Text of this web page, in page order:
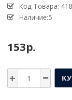
Код Товара: 418
Наличие:5
153р.